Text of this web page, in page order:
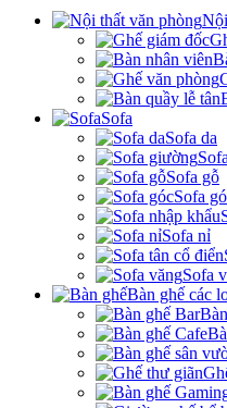
Sofa
Sofa da
Sofa gỗ
Sofa
Sofa nỉ
Sofa
Bàn ghế các